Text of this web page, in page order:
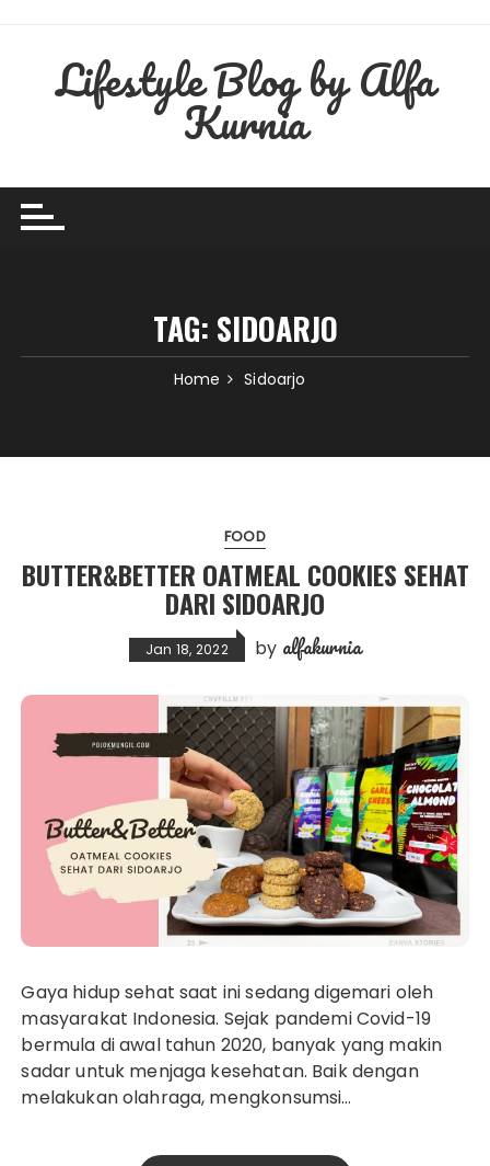
contentLifestyle Blog by Alfa
Kurnia
TAG: SIDOARJO
Home Sidoarjo
FOOD
BUTTER&BETTER OATMEAL COOKIES SEHAT
DARI SIDOARJO
Jan 18, 2022 by alfakurnia
Gaya hidup sehat saat ini sedang digemari oleh
masyarakat Indonesia. Sejak pandemi Covid-19
bermula di awal tahun 2020, banyak yang makin
sadar untuk menjaga kesehatan. Baik dengan
melakukan olahraga, mengkonsumsi…